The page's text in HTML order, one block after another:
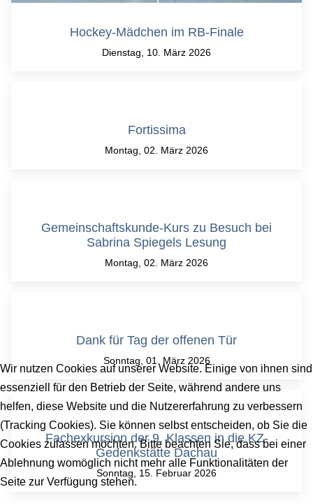
Hockey-Mädchen im RB-Finale
Dienstag, 10. März 2026
Fortissima
Montag, 02. März 2026
Gemeinschaftskunde-Kurs zu Besuch bei
Sabrina Spiegels Lesung
Montag, 02. März 2026
Dank für Tag der offenen Tür
Sonntag, 01. März 2026
Fachexkursion der 9. Klassen in die KZ-
Gedenkstätte Dachau
Sonntag, 15. Februar 2026
Wir nutzen Cookies auf unserer Website. Einige von ihnen sind
essenziell für den Betrieb der Seite, während andere uns
helfen, diese Website und die Nutzererfahrung zu verbessern
(Tracking Cookies). Sie können selbst entscheiden, ob Sie die
Cookies zulassen möchten. Bitte beachten Sie, dass bei einer
Ablehnung womöglich nicht mehr alle Funktionalitäten der
Seite zur Verfügung stehen.